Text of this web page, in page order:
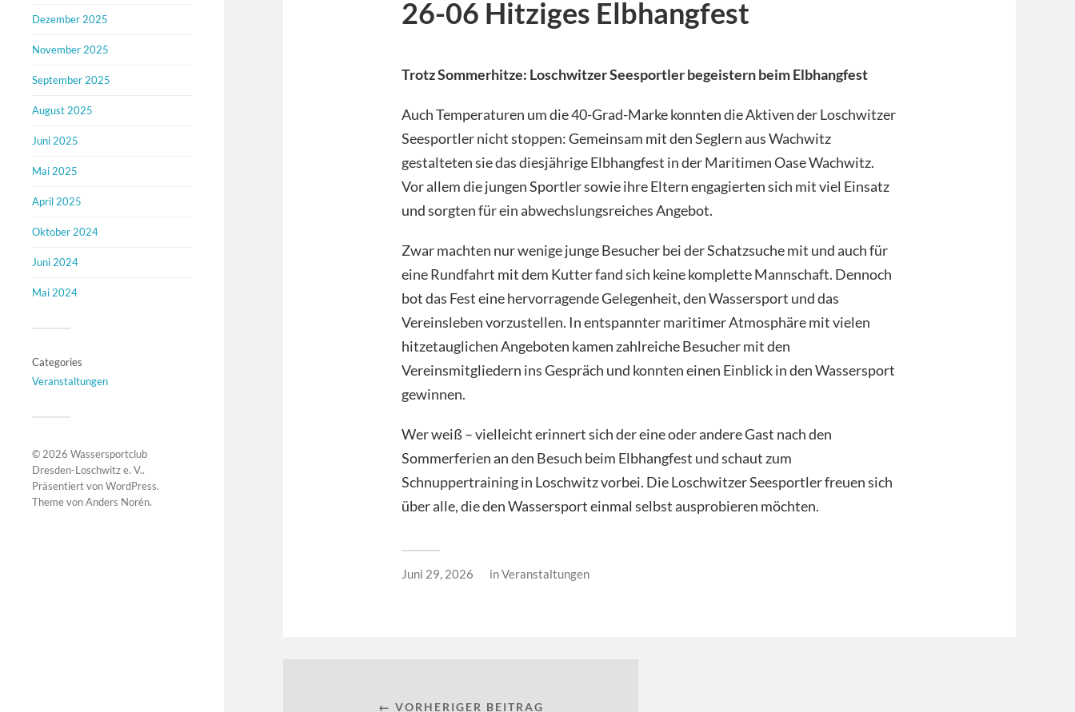
Dezember 2025
November 2025
September 2025
August 2025
Juni 2025
Mai 2025
April 2025
Oktober 2024
Juni 2024
Mai 2024
Categories
Veranstaltungen
© 2026 Wassersportclub
Dresden-Loschwitz e. V..
Präsentiert vonWordPress.
Theme vonAnders Norén.
26-06 Hitziges Elbhangfest
Trotz Sommerhitze: Loschwitzer Seesportler begeistern beim Elbhangfest
Auch Temperaturen um die 40-Grad-Marke konnten die Aktiven der Loschwitzer
Seesportler nicht stoppen: Gemeinsam mit den Seglern aus Wachwitz
gestalteten sie das diesjährige Elbhangfest in der Maritimen Oase Wachwitz.
Vor allem die jungen Sportler sowie ihre Eltern engagierten sich mit viel Einsatz
und sorgten für ein abwechslungsreiches Angebot.
Zwar machten nur wenige junge Besucher bei der Schatzsuche mit und auch für
eine Rundfahrt mit dem Kutter fand sich keine komplette Mannschaft. Dennoch
bot das Fest eine hervorragende Gelegenheit, den Wassersport und das
Vereinsleben vorzustellen. In entspannter maritimer Atmosphäre mit vielen
hitzetauglichen Angeboten kamen zahlreiche Besucher mit den
Vereinsmitgliedern ins Gespräch und konnten einen Einblick in den Wassersport
gewinnen.
Wer weiß – vielleicht erinnert sich der eine oder andere Gast nach den
Sommerferien an den Besuch beim Elbhangfest und schaut zum
Schnuppertraining in Loschwitz vorbei. Die Loschwitzer Seesportler freuen sich
über alle, die den Wassersport einmal selbst ausprobieren möchten.
Juni 29, 2026 inVeranstaltungen
← VORHERIGER BEITRAG